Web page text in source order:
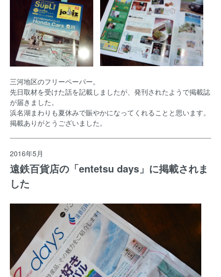
三河地区のフリーペーパー。
先日取材を受けた話を記載しましたが、発刊されたようで掲載誌
が届きました。
浜名湖まわりも夏休みで賑やかになってくれることと思います。
掲載ありがとうございました。
2016年5月
遠鉄百貨店の「entetsu days」に掲載されま
した